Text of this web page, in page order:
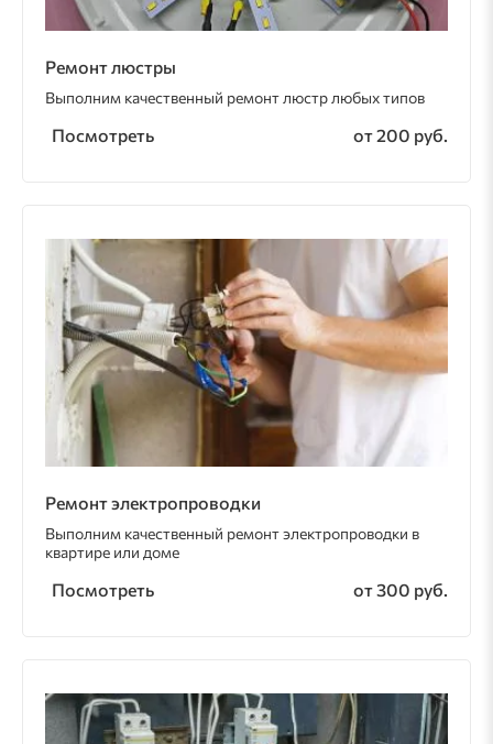
Ремонт люстры
Выполним качественный ремонт люстр любых типов
Посмотреть от 200 руб.
Ремонт электропроводки
Выполним качественный ремонт электропроводки в
квартире или доме
Посмотреть от 300 руб.